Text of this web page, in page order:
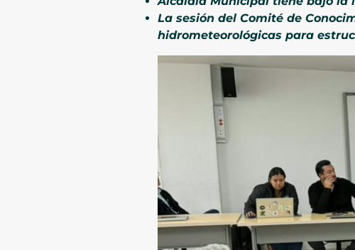
La sesión del Comité de
hidrometeorológicas para